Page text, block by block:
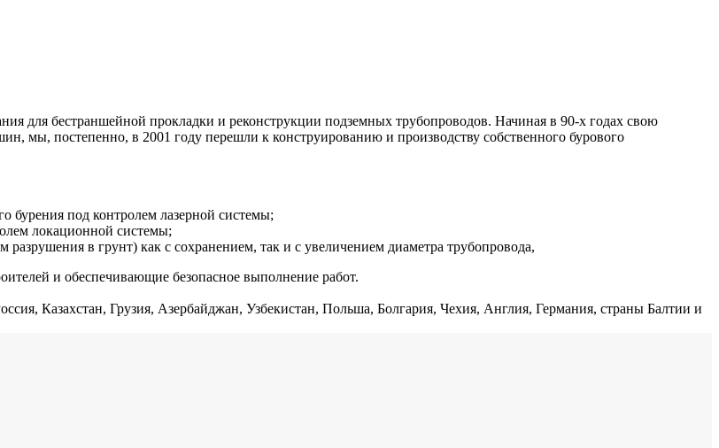
для бестраншейной прокладки и реконструкции подземных трубопроводов. Начиная в 90-х годах свою
мы, постепенно, в 2001 году перешли к конструированию и производству собственного бурового
бурения под контролем лазерной системы;
локационной системы;
в грунт) как с сохранением, так и с увеличением диаметра трубопровода,
и обеспечивающие безопасное выполнение работ.
Казахстан, Грузия, Азербайджан, Узбекистан, Польша, Болгария, Чехия, Англия, Германия, страны Балтии и